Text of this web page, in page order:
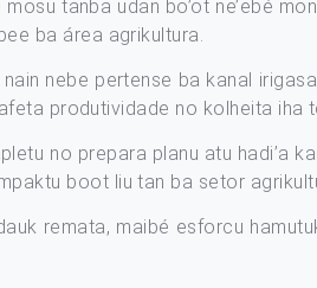
tanba udan bo’ot ne’ebé
ba área agrikultura.
nebe pertense ba kanal
produtividade no kolheita iha
no prepara planu atu hadi’a
boot liu tan ba setor
remata, maibé esforcu